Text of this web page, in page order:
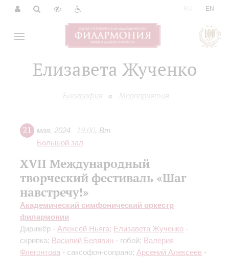
EN
Елизавета Жученко
Биография Мероприятия
21 мая, 2024 19:00, Вт
Большой зал
XVII Международный
творческий фестиваль «Шаг
навстречу!»
Академический симфонический оркестр
филармонии
Дирижёр - Алексей Ньяга; Елизавета Жученко -
скрипка; Василий Белявин - гобой; Валерия
Флегонтова - саксофон-сопрано; Арсений Алексеев -